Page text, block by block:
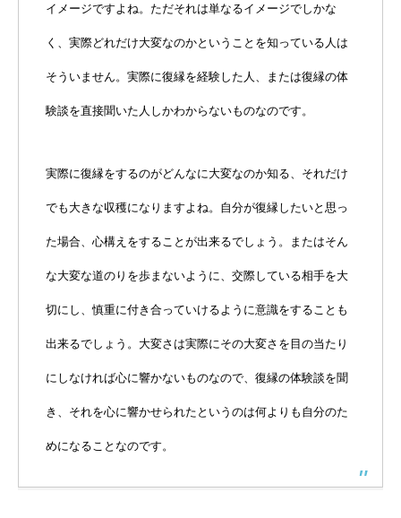
イメージですよね。ただそれは単なるイメージでしかな
く、実際どれだけ大変なのかということを知っている人は
そういません。実際に復縁を経験した人、または復縁の体
験談を直接聞いた人しかわからないものなのです。
実際に復縁をするのがどんなに大変なのか知る、それだけ
でも大きな収穫になりますよね。自分が復縁したいと思っ
た場合、心構えをすることが出来るでしょう。またはそん
な大変な道のりを歩まないように、交際している相手を大
切にし、慎重に付き合っていけるように意識をすることも
出来るでしょう。大変さは実際にその大変さを目の当たり
にしなければ心に響かないものなので、復縁の体験談を聞
き、それを心に響かせられたというのは何よりも自分のた
めになることなのです。